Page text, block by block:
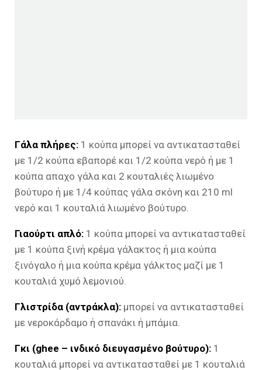
Γάλα πλήρες: 1 κούπα μπορεί να αντικατασταθεί
με 1/2 κούπα εβαπορέ και 1/2 κούπα νερό ή με 1
κούπα απαχο γάλα και 2 κουταλιές λιωμένο
βούτυρο ή με 1/4 κούπας γάλα σκόνη και 210 ml
νερό και 1 κουταλιά λιωμένο βούτυρο.
Γιαούρτι απλό: 1 κούπα μπορεί να αντικατασταθεί
με 1 κούπα ξινή κρέμα γάλακτος ή μια κούπα
ξινόγαλο ή μια κούπα κρέμα γάλκτος μαζί με 1
κουταλιά χυμό λεμονιού.
Γλιστρίδα (αντράκλα): μπορεί να αντικατασταθεί
με νεροκάρδαμο ή σπανάκι ή μπάμια.
Γκι (ghee – ινδικό διευγασμένο βούτυρο): 1
κουταλιά μπορεί να αντικατασταθεί με 1 κουταλιά